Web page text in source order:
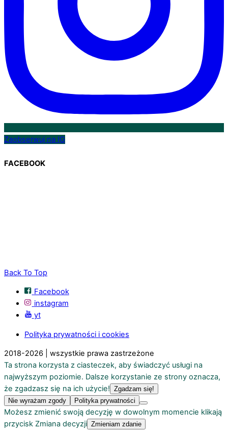
Zaobserwuj na IG
FACEBOOK
Back To Top
Facebook
instagram
yt
Polityka prywatności i cookies
2018-2026 | wszystkie prawa zastrzeżone
Ta strona korzysta z ciasteczek, aby świadczyć usługi na
najwyższym poziomie. Dalsze korzystanie ze strony oznacza,
że zgadzasz się na ich użycie! Zgadzam się!
Nie wyrażam zgody
Polityka prywatności
Możesz zmienić swoją decyzję w dowolnym momencie klikają
przycisk Zmiana decyzji Zmieniam zdanie